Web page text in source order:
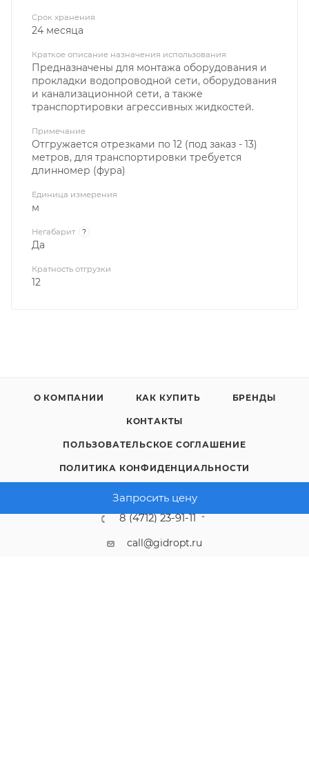
Запросить цену
Срок хранения
24 месяца
Краткое описание назначения использования
Предназначены для монтажа оборудования и
прокладки водопроводной сети, оборудования
и канализационной сети, а также
транспортировки агрессивных жидкостей.
Примечание
Отгружается отрезками по 12 (под заказ - 13)
метров, для транспортировки требуется
длинномер (фура)
Единица измерения
м
Негабарит ?
Да
Кратность отгрузки
12
О КОМПАНИИ КАК КУПИТЬ БРЕНДЫ
КОНТАКТЫ
ПОЛЬЗОВАТЕЛЬСКОЕ СОГЛАШЕНИЕ
ПОЛИТИКА КОНФИДЕНЦИАЛЬНОСТИ
8 (4712) 23-91-11
call@gidropt.ru